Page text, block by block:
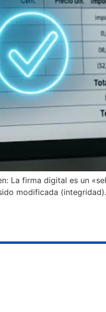
La firma digital es un
modificada